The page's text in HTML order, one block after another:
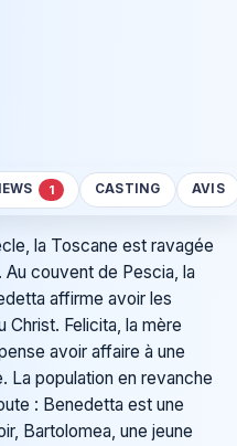
1 CASTING AVIS
la Toscane est ravagée
Au couvent de Pescia, la
affirme avoir les
Christ. Felicita, la mère
avoir affaire à une
La population en revanche
: Benedetta est une
Bartolomea, une jeune